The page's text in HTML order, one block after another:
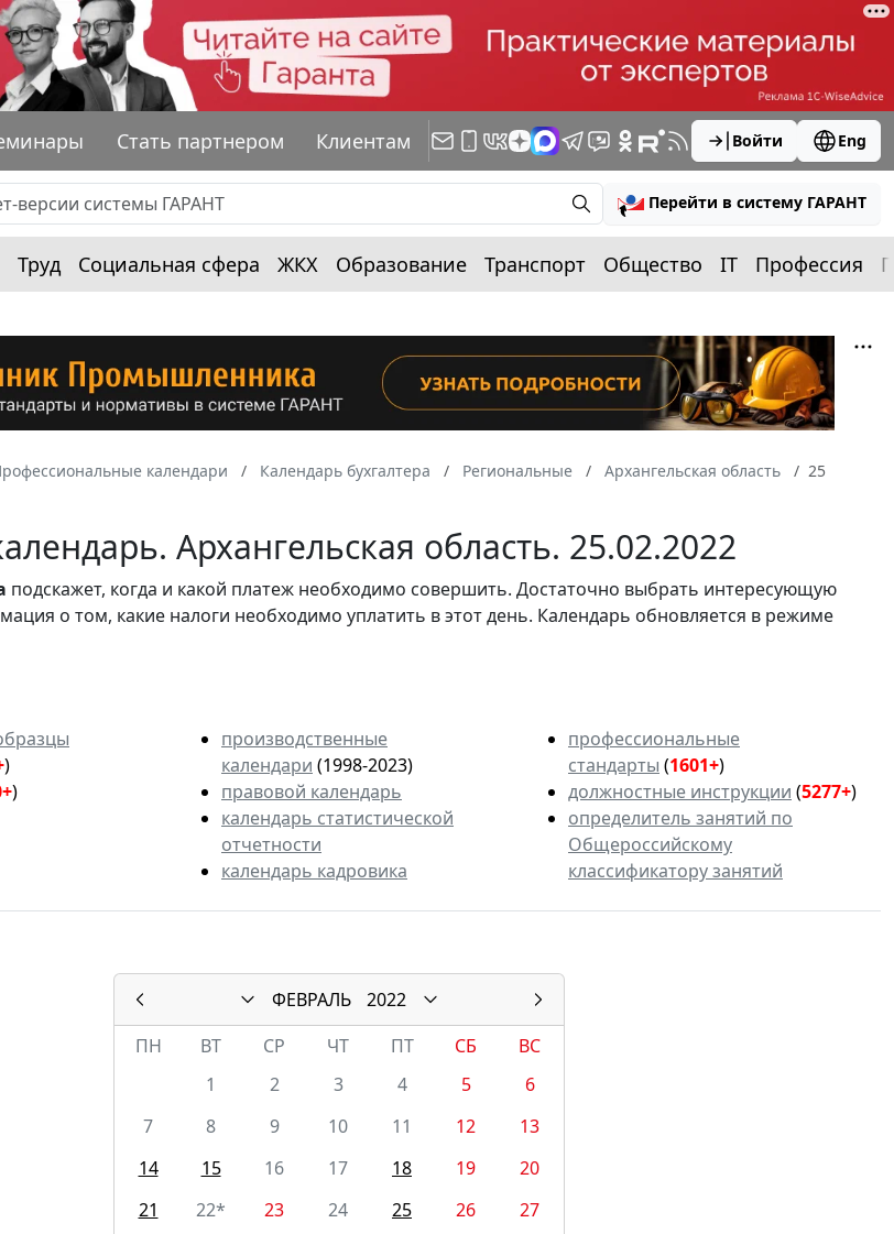
Стать партнером Клиентам Войти Eng
Перейти в систему ГАРАНТ
Труд Социальная сфера ЖКХ Образование Транспорт Общество IT Профессия
календари Календарь бухгалтера Региональные Архангельская область
25
Архангельская область. 25.02.2022
подскажет, когда и какой платеж необходимо совершить. Достаточно выбрать интересующую
о том, какие налоги необходимо уплатить в этот день. Календарь обновляется в режиме
)
)
производственные
календари (1998-2023)
правовой календарь
календарь статистической
отчетности
календарь кадровика
профессиональные
стандарты (1601+)
должностные инструкции (5277+)
определитель занятий по
Общероссийскому
классификатору занятий
ФЕВРАЛЬ
2022
ПН
ВТ СР ЧТ ПТ СБ
ВС
1
2 3 4 5
6
7
8 9 10 11 12
13
14
15 16 17 18 19
20
21
22* 23 24 25 26
27